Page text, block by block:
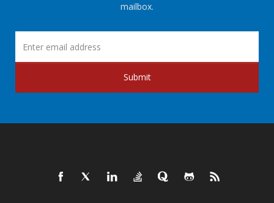
mailbox.
Submit